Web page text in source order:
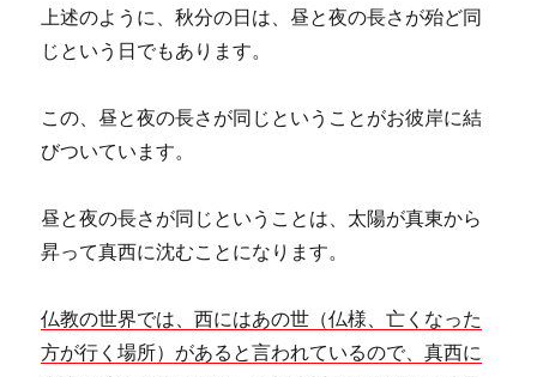
上述のように、秋分の日は、昼と夜の長さが殆ど同
じという日でもあります。
この、昼と夜の長さが同じということがお彼岸に結
びついています。
昼と夜の長さが同じということは、太陽が真東から
昇って真西に沈むことになります。
仏教の世界では、西にはあの世（仏様、亡くなった
方が行く場所）があると言われているので、真西に